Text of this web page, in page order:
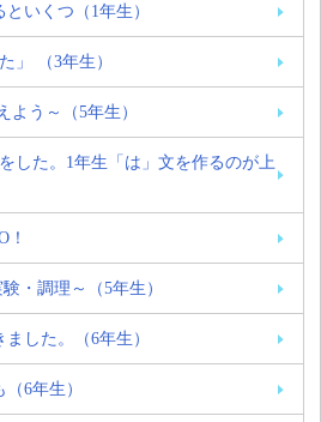
いくつ（1年生）
」 （3年生）
う～（5年生）
した。1年生「は」文を作るのが上
！
・調理～（5年生）
した。（6年生）
6年生）